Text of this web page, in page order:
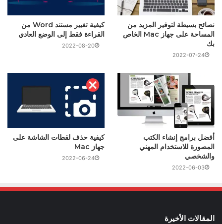
كيفية تغيير مستند Word من
القراءة فقط إلى الوضع العادي
2022-08-20
نصائح بسيطة لتوفير المزيد من
المساحة على جهاز Mac الخاص
بك
2022-07-24
كيفية حذف لقطات الشاشة على
جهاز Mac
2022-06-24
أفضل برامج إنشاء الكتب
المصورة للاستخدام المهني
والشخصي
2022-06-03
المقالات الأخيرة